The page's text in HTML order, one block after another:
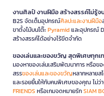
งานศิลป์ งานฝีมือ สร้างสรรค์ไม่รู้จ
B2S จัดเต็มอุปกรณ์ศิลปะและงานฝีมือ
ขาตั้งไม้บนโต๊ะPyramidและอุปกรณ์
สร้างสรรค์ได้อย่างไร้ขีดจำกัด
ของเล่นและของขวัญ สุดพิเศษทุกเ
มองหาของเล่นเสริมพัฒนาการ หรือข
สรรของเล่นและของขวัญหลากหลายส
และรอยยิ้มให้กับคนพิเศษของคุณ ไม่ว่
FRIENDS หรือเกมจดหมายรักSIAM